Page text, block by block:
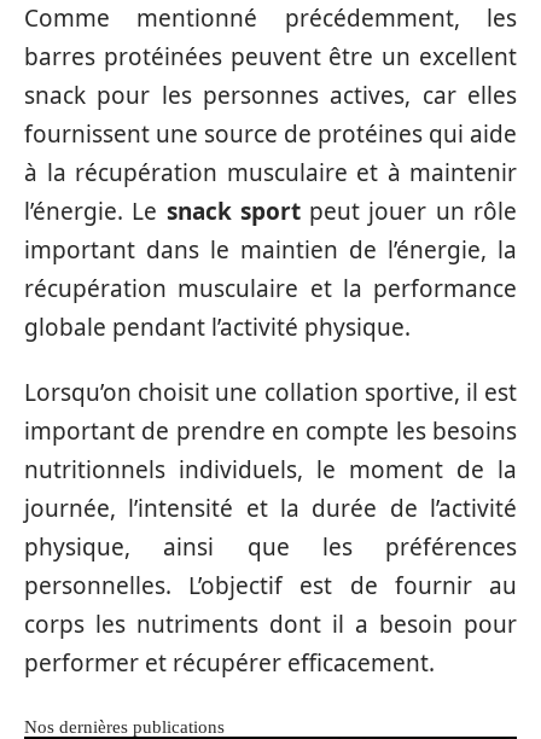
Comme mentionné précédemment, les
barres protéinées peuvent être un excellent
snack pour les personnes actives, car elles
fournissent une source de protéines qui aide
à la récupération musculaire et à maintenir
l’énergie. Le snack sportpeut jouer un rôle
important dans le maintien de l’énergie, la
récupération musculaire et la performance
globale pendant l’activité physique.
Lorsqu’on choisit une collation sportive, il est
important de prendre en compte les besoins
nutritionnels individuels, le moment de la
journée, l’intensité et la durée de l’activité
physique, ainsi que les préférences
personnelles. L’objectif est de fournir au
corps les nutriments dont il a besoin pour
performer et récupérer efficacement.
Nos dernières publications